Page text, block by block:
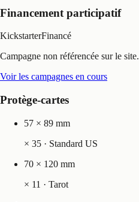
Financement participatif
KickstarterFinancé
Campagne non référencée sur le site.
Voir les campagnes en cours
Protège-cartes
57 × 89 mm
× 35 · Standard US
70 × 120 mm
× 11 · Tarot